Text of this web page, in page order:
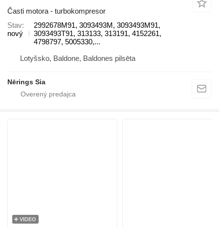
Časti motora - turbokompresor
Stav
nový
2992678M91, 3093493M, 3093493M91,
3093493T91, 313133, 313191, 4152261,
4798797, 5005330,...
Lotyšsko, Baldone, Baldones pilsēta
Nērings Sia
VIDEO